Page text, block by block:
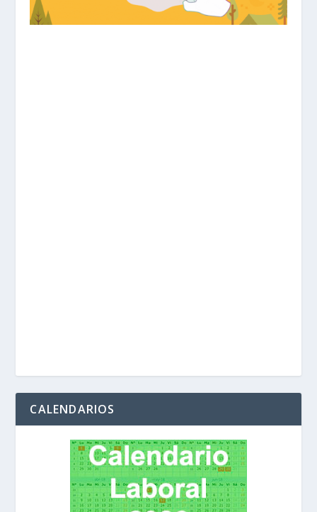
CALENDARIOS